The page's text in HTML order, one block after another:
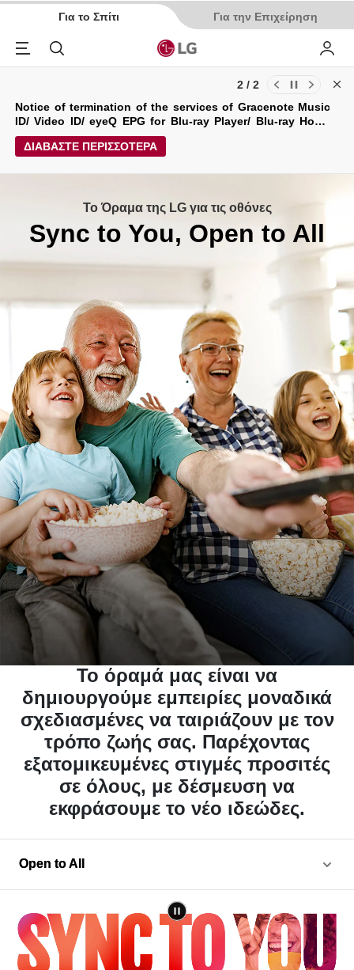
Για το Σπίτι Για την Επιχείρηση
Αναζήτηση My LG
Ενημερώσεις για τους Όρους Χρήσης και την Πολιτική
Απορρήτου της LG Electronics Service (29/04/2026)
ΔΙΑΒΑΣΤΕ ΠΕΡΙΣΣΟΤΕΡΑ
1 / 2
Το Όραμα της LG για τις οθόνες
Sync to You, Open to All
Το όραμά μας είναι να
δημιουργούμε εμπειρίες μοναδικά
σχεδιασμένες να ταιριάζουν με τον
τρόπο ζωής σας. Παρέχοντας
εξατομικευμένες στιγμές προσιτές
σε όλους, με δέσμευση να
εκφράσουμε το νέο ιδεώδες.